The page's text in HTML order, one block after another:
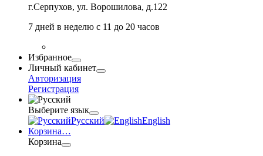
г.Серпухов, ул. Ворошилова, д.122
7 дней в неделю с 11 до 20 часов
Избранное
Личный кабинет
Авторизация
Регистрация
Выберите язык
Русский
English
Корзина…
Корзина